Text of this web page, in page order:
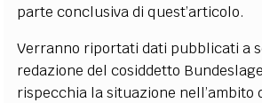
parte conclusiva di quest’articolo.
Verranno riportati dati pubblicati a
redazione del cosiddetto
rispecchia la situazione nell’ambito